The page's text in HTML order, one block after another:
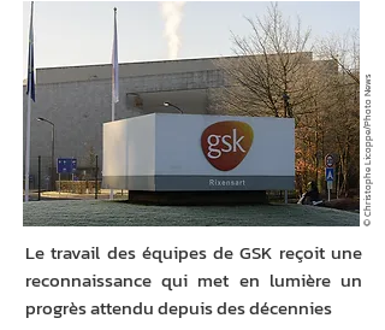
© Christophe Licoppe/Photo News
Le travail des équipes de GSK reçoit une
reconnaissance qui met en lumière un
progrès attendu depuis des décennies